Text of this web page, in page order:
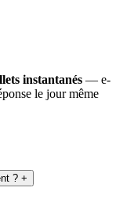
instantanés — e-
le jour même
? +